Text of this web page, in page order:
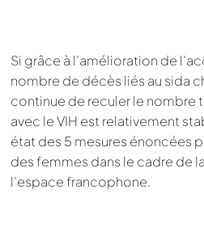
Si grâce à l’amélioration de
nombre de décès liés au sida
continue de reculer le nombre
avec le VIH est relativement
état des 5 mesures énoncées
des femmes dans le cadre de
l’espace francophone.